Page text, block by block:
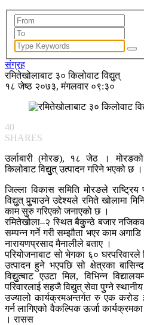
संग्रह
रमितेखोलाबाट ३० किलोवाट विद्युुत्
१८ जेष्ठ २०७३, मंगलवार ०९:३०
40
SHARES
उर्लाबारी (मोरङ), १८ जेठ । मोरङको
किलोवाट विद्युुत् उत्पादन गरिने भएको छ ।
जिल्ला विकास समिति मोरङले
विद्युुत् पुुर्‍याउने उद्देश्यले रमिते खोलामा
काम सुरु गरिएको जनाएको छ ।
रमितेखोला–२ स्थित बैकुुन्ठे बजार
सम्पन्न गर्ने गरी सम्झौता भएर काम
नारायणप्रसाद मैनालीले बताए ।
परियोजनाबाट सो भेगका ६० घरपरिवारले
उत्पादन हुने भएपछि सो क्षेत्रका
विद्युुत्बाट एउटा मिल, विभिन्न
परिवारलाई सहजै विद्युुत् सेवा पुुग्ने
उज्यालो कार्यक्रमअन्तर्गत रु एक करोड
गर्न लागिएको वैकल्पिक ऊर्जा
। रासस